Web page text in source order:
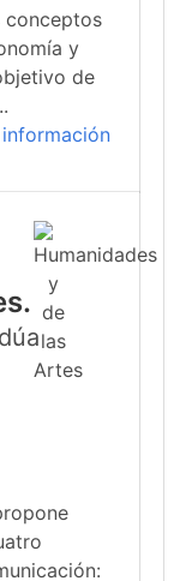
conceptos
y
de
información